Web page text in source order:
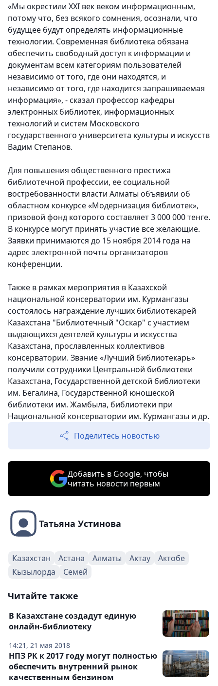
«Мы окрестили XXI век веком информационным,
потому что, без всякого сомнения, осознали, что
будущее будут определять информационные
технологии. Современная библиотека обязана
обеспечить свободный доступ к информации и
документам всем категориям пользователей
независимо от того, где они находятся, и
независимо от того, где находится запрашиваемая
информация», - сказал профессор кафедры
электронных библиотек, информационных
технологий и систем Московского
государственного университета культуры и искусств
Вадим Степанов.
Для повышения общественного престижа
библиотечной профессии, ее социальной
востребованности власти Алматы объявили об
областном конкурсе «Модернизация библиотек»,
призовой фонд которого составляет 3 000 000 тенге.
В конкурсе могут принять участие все желающие.
Заявки принимаются до 15 ноября 2014 года на
адрес электронной почты организаторов
конференции.
Также в рамках мероприятия в Казахской
национальной консерватории им. Курмангазы
состоялось награждение лучших библиотекарей
Казахстана "Библиотечный "Оскар" с участием
выдающихся деятелей культуры и искусства
Казахстана, прославленных коллективов
консерватории. Звание «Лучший библиотекарь»
получили сотрудники Центральной библиотеки
Казахстана, Государственной детской библиотеки
им. Бегалина, Государственной юношеской
библиотеки им. Жамбыла, библиотеки при
Национальной консерватории им. Курмангазы и др.
Поделитесь новостью
Добавить в Google, чтобы
читать новости первым
Татьяна Устинова
Казахстан Астана Алматы Актау
Актобе
Кызылорда
Семей
Читайте также
14:21, 21 мая 2018
В Казахстане создадут единую
онлайн-библиотеку
НПЗ РК к 2017 году могут полностью
обеспечить внутренний рынок
качественным бензином